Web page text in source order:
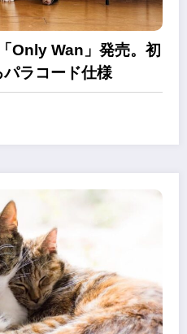
Only Wan」発売。初
ラコード仕様